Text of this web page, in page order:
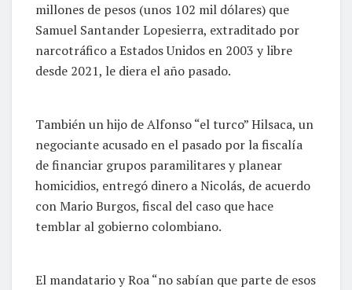
millones de pesos (unos 102 mil dólares) que
Samuel Santander Lopesierra, extraditado por
narcotráfico a Estados Unidos en 2003 y libre
desde 2021, le diera el año pasado.
También un hijo de Alfonso “el turco” Hilsaca, un
negociante acusado en el pasado por la fiscalía
de financiar grupos paramilitares y planear
homicidios, entregó dinero a Nicolás, de acuerdo
con Mario Burgos, fiscal del caso que hace
temblar al gobierno colombiano.
El mandatario y Roa “no sabían que parte de esos